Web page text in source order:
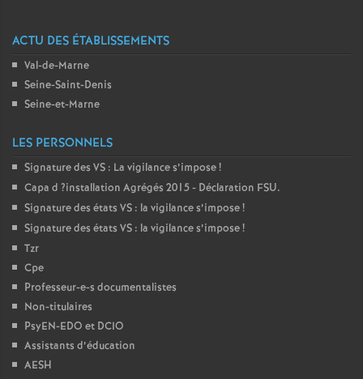
r
ACTU DES ÉTABLISSEMENTS
Val-de-Marne
Seine-Saint-Denis
Seine-et-Marne
LES PERSONNELS
Signature des VS : La vigilance s’impose!
Capa d ?installation Agrégés 2015 - Déclaration FSU.
Signature des états VS : la vigilance s’impose!
Signature des états VS : la vigilance s’impose!
Tzr
Cpe
Professeur-e-s documentalistes
Non-titulaires
PsyEN-EDO et DCIO
Assistants d’éducation
AESH